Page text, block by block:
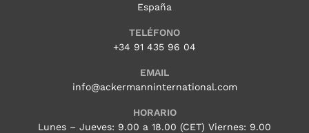
España
TELÉFONO
+34 91 435 96 04
EMAIL
info@ackermanninternational.com
HORARIO
Lunes – Jueves: 9.00 a 18.00 (CET) Viernes: 9.00